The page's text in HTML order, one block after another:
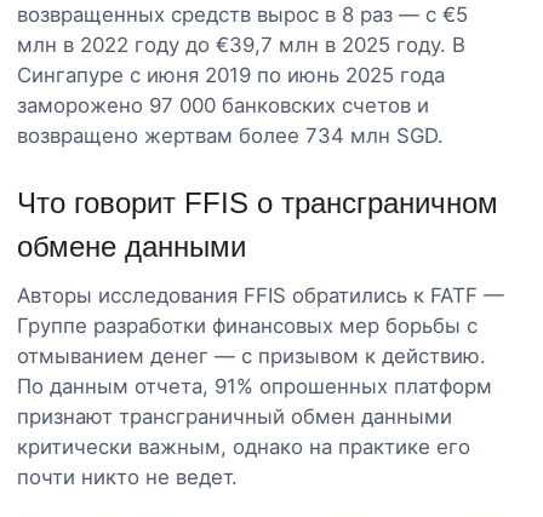
возвращенных средств вырос в 8 раз — с €5
млн в 2022 году до €39,7 млн в 2025 году. В
Сингапуре с июня 2019 по июнь 2025 года
заморожено 97 000 банковских счетов и
возвращено жертвам более 734 млн SGD.
Что говорит FFIS о трансграничном
обмене данными
Авторы исследования FFIS обратились к FATF —
Группе разработки финансовых мер борьбы с
отмыванием денег — с призывом к действию.
По данным отчета, 91% опрошенных платформ
признают трансграничный обмен данными
критически важным, однако на практике его
почти никто не ведет.